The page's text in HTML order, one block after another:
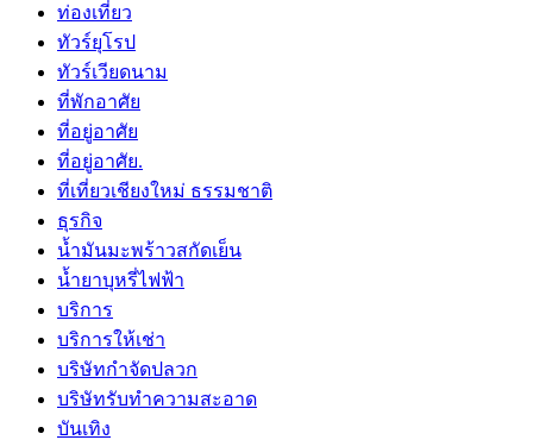
ท่องเที่ยว
ทัวร์ยุโรป
ทัวร์เวียดนาม
ที่พักอาศัย
ที่อยู่อาศัย
ที่อยู่อาศัย.
ที่เที่ยวเชียงใหม่ ธรรมชาติ
ธุรกิจ
น้ำมันมะพร้าวสกัดเย็น
น้ำยาบุหรี่ไฟฟ้า
บริการ
บริการให้เช่า
บริษัทกำจัดปลวก
บริษัทรับทำความสะอาด
บันเทิง